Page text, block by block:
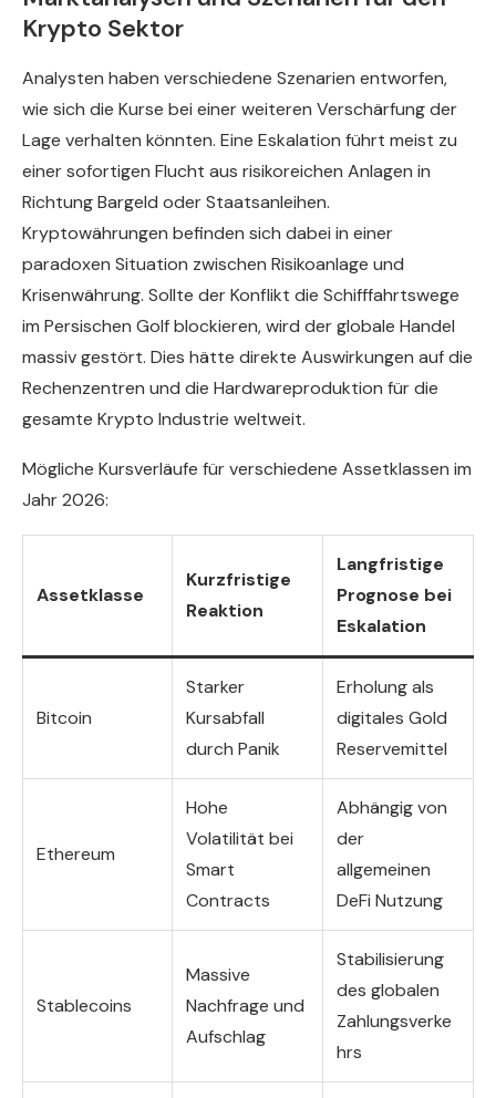
Krypto Sektor
Analysten haben verschiedene Szenarien entworfen,
wie sich die Kurse bei einer weiteren Verschärfung der
Lage verhalten könnten. Eine Eskalation führt meist zu
einer sofortigen Flucht aus risikoreichen Anlagen in
Richtung Bargeld oder Staatsanleihen.
Kryptowährungen befinden sich dabei in einer
paradoxen Situation zwischen Risikoanlage und
Krisenwährung. Sollte der Konflikt die Schifffahrtswege
im Persischen Golf blockieren, wird der globale Handel
massiv gestört. Dies hätte direkte Auswirkungen auf die
Rechenzentren und die Hardwareproduktion für die
gesamte Krypto Industrie weltweit.
Mögliche Kursverläufe für verschiedene Assetklassen im
Jahr 2026:
Assetklasse
Kurzfristige
Reaktion
Langfristige
Prognose bei
Eskalation
Bitcoin
Starker
Kursabfall
durch Panik
Erholung als
digitales Gold
Reservemittel
Ethereum
Hohe
Volatilität bei
Smart
Contracts
Abhängig von
der
allgemeinen
DeFi Nutzung
Stablecoins
Massive
Nachfrage und
Aufschlag
Stabilisierung
des globalen
Zahlungsverke
hrs